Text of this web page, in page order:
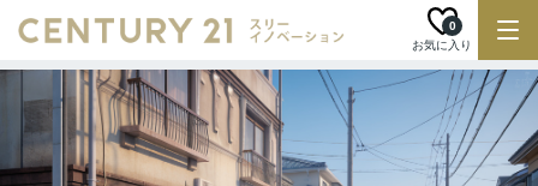
お気に入り
0